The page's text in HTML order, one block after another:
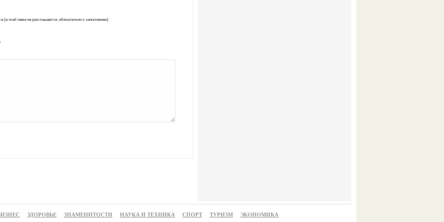
(e-mail нами не разглашается, обязательно к заполнению)
ЗДОРОВЬЕ ЗНАМЕНИТОСТИ НАУКА И ТЕХНИКА СПОРТ ТУРИЗМ ЭКОНОМИКА